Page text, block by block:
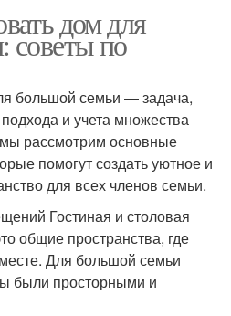
дом для
советы по
большой семьи — задача,
и учета множества
рассмотрим основные
помогут создать уютное и
для всех членов семьи.
Гостиная и столовая
общие пространства, где
Для большой семьи
были просторными и